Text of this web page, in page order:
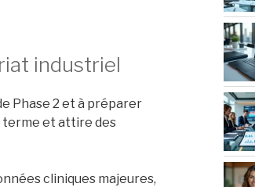
industriel
Phase 2 et à préparer
terme et attire des
cliniques majeures,